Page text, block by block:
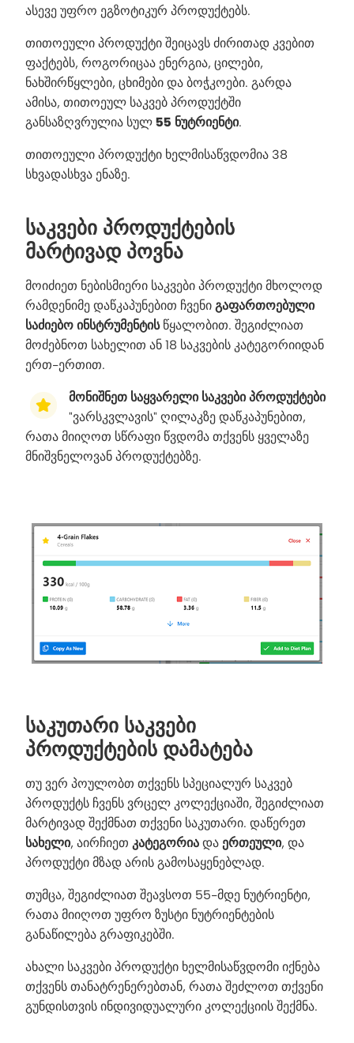
ასევე უფრო ეგზოტიკურ პროდუქტებს.
თითოეული პროდუქტი შეიცავს ძირითად კვებით
ფაქტებს, როგორიცაა ენერგია, ცილები,
ნახშირწყლები, ცხიმები და ბოჭკოები. გარდა
ამისა, თითოეულ საკვებ პროდუქტში
განსაზღვრულია სულ 55 ნუტრიენტი.
თითოეული პროდუქტი ხელმისაწვდომია 38
სხვადასხვა ენაზე.
ᲡᲐᲙᲕᲔᲑᲘ ᲞᲠᲝᲓᲣᲥᲢᲔᲑᲘᲡ
ᲛᲐᲠᲢᲘᲕᲐᲓ ᲞᲝᲕᲜᲐ
მოიძიეთ ნებისმიერი საკვები პროდუქტი მხოლოდ
რამდენიმე დაწკაპუნებით ჩვენი გაფართოებული
საძიებო ინსტრუმენტისწყალობით. შეგიძლიათ
მოძებნოთ სახელით ან 18 საკვების კატეგორიიდან
ერთ-ერთით.
მონიშნეთ საყვარელი საკვები პროდუქტები
"ვარსკვლავის" ღილაკზე დაწკაპუნებით,
რათა მიიღოთ სწრაფი წვდომა თქვენს ყველაზე
მნიშვნელოვან პროდუქტებზე.
ᲡᲐᲙᲣᲗᲐᲠᲘ ᲡᲐᲙᲕᲔᲑᲘ
ᲞᲠᲝᲓᲣᲥᲢᲔᲑᲘᲡ ᲓᲐᲛᲐᲢᲔᲑᲐ
თუ ვერ პოულობთ თქვენს სპეციალურ საკვებ
პროდუქტს ჩვენს ვრცელ კოლექციაში, შეგიძლიათ
მარტივად შექმნათ თქვენი საკუთარი. დაწერეთ
სახელი, აირჩიეთ კატეგორია და ერთეული, და
პროდუქტი მზად არის გამოსაყენებლად.
თუმცა, შეგიძლიათ შეავსოთ 55-მდე ნუტრიენტი,
რათა მიიღოთ უფრო ზუსტი ნუტრიენტების
განაწილება გრაფიკებში.
ახალი საკვები პროდუქტი ხელმისაწვდომი იქნება
თქვენს თანატრენერებთან, რათა შეძლოთ თქვენი
გუნდისთვის ინდივიდუალური კოლექციის შექმნა.